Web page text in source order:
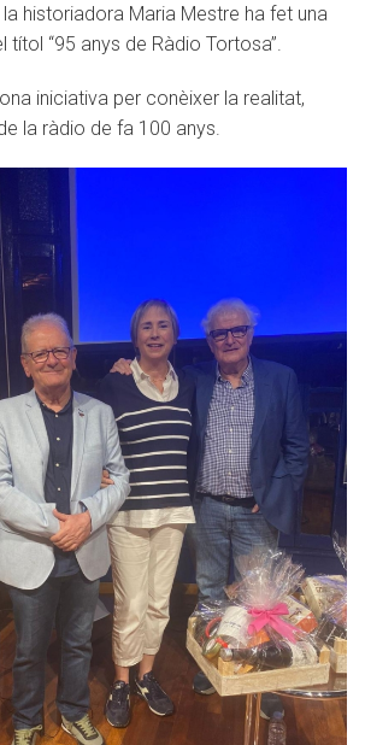
historiadora Maria Mestre ha fet una
“95 anys de Ràdio Tortosa”.
iniciativa per conèixer la realitat,
la ràdio de fa 100 anys.